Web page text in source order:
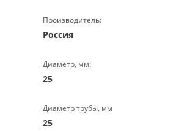
Производитель:
Россия
Диаметр, мм:
25
Диаметр трубы, мм
25